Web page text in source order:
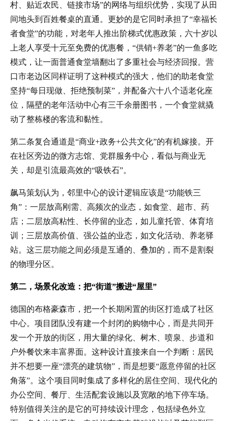
村、贴近农民、链接市场”的网络与组织优势，实现了从田
间地头到百姓餐桌的直通。更妙的是它同时承担了“幸福长
者食堂”的功能，对老年人推出阶梯式优惠政策，六十岁以
上老人享受十元至免费的优惠餐，“供销+养老”的一鱼多吃
模式，让一面普通食堂墙翻出了多重社会与经济回报。营
口市老边区同样证明了这种模式的强大，他们的助老食堂
坚持“每日现做、拒绝预制菜”，并配备六十八个适老化座
位，隔壁的老年活动中心有三千余册图书，一个食堂就撬
动了整栋楼的客流和黏性。
第二条复合通道是“商业+政务+公共文化”的有机嫁接。开
在社区旁边的微方志馆、党群服务中心，看似与商业无
关，却是引流最高效的“吸铁石”。
飙马策划认为，邻里中心的设计逻辑应该是“功能铁三
角”：一层放高刚需、高频次的业态，如食堂、超市、药
店；二层放高粘性、长停留的业态，如儿童托管、体育培
训；三层放高价值、强公益的业态，如文化活动、养老驿
站。这三层功能之间必须是互通的、叠加的，而不是割裂
的物理分区。
第二，场景化改造：把“街道”搬进“屋里”
德国的布格豪森市，把一个长期闲置的街区打造成了社区
中心。项目团队没有建一个封闭的购物中心，而是共同开
发一个开放的街区，用大量的绿化、树木、喷泉、步道和
户外餐饮来丰富界面。这种设计直接来自一个判断：居民
并不想要一座“漂亮的建筑物”，而是想要“愿意停留的社区
角落”。这个项目同时集成了多样化的居住空间、现代化的
办公空间、餐厅、生活配套设施以及宽敞的地下停车场。
特别值得关注的是它的可持续设计理念，包括绿色外立